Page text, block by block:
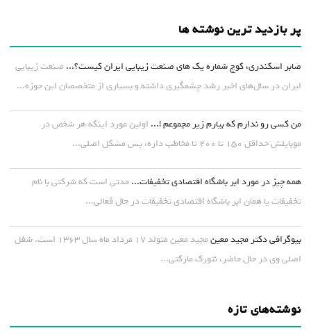
پر بازدید ترین نوشته ها
صابر اسکندری، کوچ شماره یک های صنعت زیبایی ایران کیست؟... صنعت زیبایی
ایران در سال‌های اخیر رشد چشمگیری داشته و بسیاری از متخصصان این حوزه...
من کسی رو ندارم که بیارم زیر مجموعم !... اولین مورد اینکه هر شخص در
موبایلش حداقل ۱۵۰ تا ۲۰۰ تا مخاطب داره، پس مشکل اصلی...
همه چیز در مورد ابر باشگاه اقتصادی تخفیفات... مدتی است که شرکتی با نام
تخفیفات یا همان ابر باشگاه اقتصادی تخفیفات در حال فعالی...
بیوگرافی دکتر مجید معین
مجید معین متولد ۱۷ مرداد ماه سال ۱۳۶۳ است. شغل
اصلی وی در حال حاضر، نتورک مارکتی...
نوشته‌های تازه